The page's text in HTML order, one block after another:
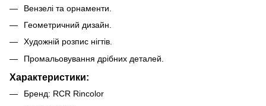
Вензелі та орнаменти.
Геометричний дизайн.
Художній розпис нігтів.
Промальовування дрібних деталей.
Характеристики:
Бренд: RCR Rincolor